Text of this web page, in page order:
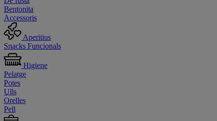
Bentonita
Accessoris
Aperitius
Snacks Funcionals
Higiene
Pelatge
Potes
Ulls
Orelles
Pell